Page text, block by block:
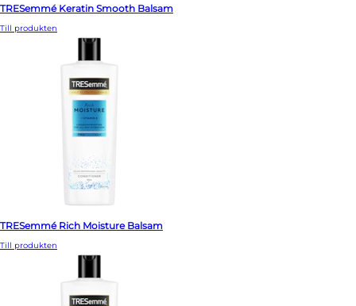
TRESemmé Keratin Smooth Balsam
Till produkten
TRESemmé Rich Moisture Balsam
Till produkten